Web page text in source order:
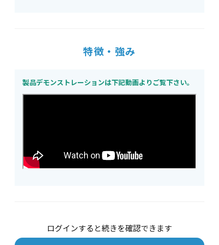
特徴・強み
製品デモンストレーションは下記動画よりご覧下さい。
ログインすると続きを確認できます